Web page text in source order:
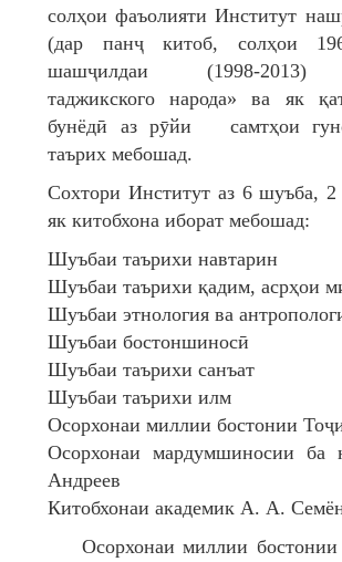
солҳои фаъолияти Институт
(дар панҷ китоб, солҳои
шашҷилдаи (1998-2013)
таджикского народа» ва як
бунёдӣ аз рӯйи самтҳои
таърих мебошад.
Сохтори Институт аз 6 шуъба, 2
як китобхона иборат мебошад:
Шуъбаи таърихи навтарин
Шуъбаи таърихи қадим, асрҳои
Шуъбаи этнология ва
Шуъбаи бостоншиносӣ
Шуъбаи таърихи санъат
Шуъбаи таърихи илм
Осорхонаи миллии бостонии
Осорхонаи мардумшиносии
Андреев
Китобхонаи академик А. А.
Осорхонаи миллии бостонии